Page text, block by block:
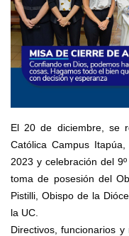
El 20 de diciembre, se
Católica Campus
2023 y celebración del
toma de posesión del
Pistilli, Obispo de la
la UC.
Directivos, funcionarios